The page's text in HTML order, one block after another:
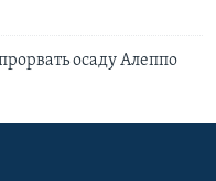
осаду Алеппо